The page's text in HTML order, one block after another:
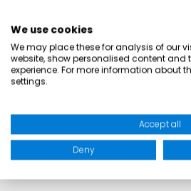
We use cookies
We may place these for analysis of our
website, show personalised content and
experience. For more information about
settings.
Accept all
Deny